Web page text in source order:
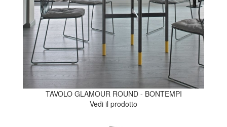
TAVOLO GLAMOUR ROUND - BONTEMPI
Vedi il prodotto